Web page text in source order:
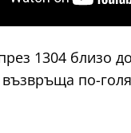
1304 близо
по-